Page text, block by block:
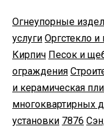
Огнеупорные
услуги Оргстекло и
Кирпич Песок и
ограждения
и керамическая
многоквартирных
установки 7876